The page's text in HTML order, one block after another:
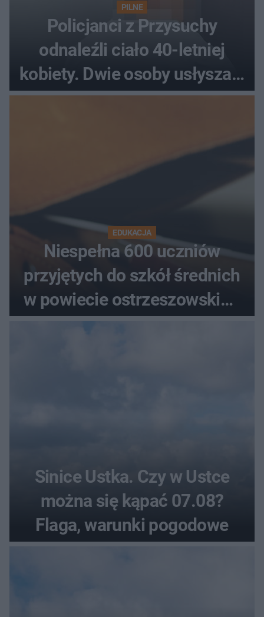
PILNE
Policjanci z Przysuchy
odnaleźli ciało 40-letniej
kobiety. Dwie osoby usłyszały
zarzut zabójstwa
EDUKACJA
Niespełna 600 uczniów
przyjętych do szkół średnich
w powiecie ostrzeszowskim.
Które kierunki wybierali
Sinice Ustka. Czy w Ustce
można się kąpać 07.08?
Flaga, warunki pogodowe